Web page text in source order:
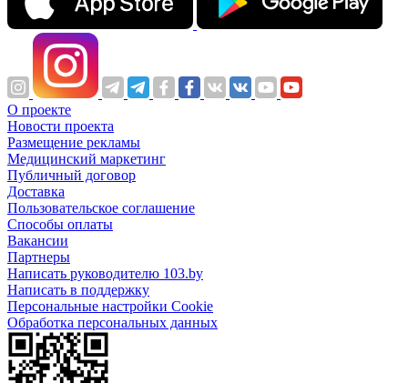
О проекте
Новости проекта
Размещение рекламы
Медицинский маркетинг
Публичный договор
Доставка
Пользовательское соглашение
Способы оплаты
Вакансии
Партнеры
Написать руководителю 103.by
Написать в поддержку
Персональные настройки Cookie
Обработка персональных данных